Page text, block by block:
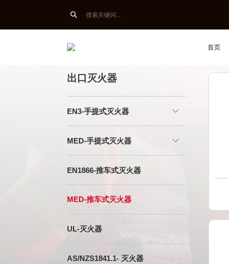

首页
出口灭火器
EN3-手提式灭火器 
MED-手提式灭火器 
EN1866-推车式灭火器
MED-推车式灭火器
UL-灭火器
AS/NZS1841.1- 灭火器